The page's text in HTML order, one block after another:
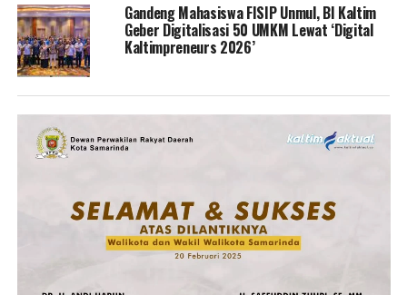
Gandeng Mahasiswa FISIP Unmul, BI Kaltim
Geber Digitalisasi 50 UMKM Lewat ‘Digital
Kaltimpreneurs 2026’